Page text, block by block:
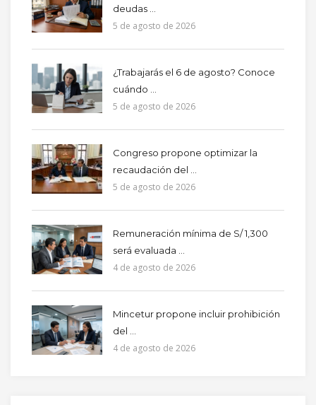
deudas ...
5 de agosto de 2026
¿Trabajarás el 6 de agosto? Conoce
cuándo ...
5 de agosto de 2026
Congreso propone optimizar la
recaudación del ...
5 de agosto de 2026
Remuneración mínima de S/ 1,300
será evaluada ...
4 de agosto de 2026
Mincetur propone incluir prohibición
del ...
4 de agosto de 2026